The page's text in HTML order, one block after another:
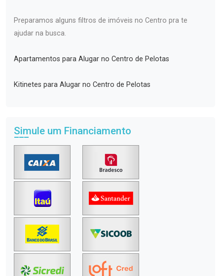
Preparamos alguns filtros de imóveis no Centro pra te
ajudar na busca.
Apartamentos para Alugar no Centro de Pelotas
Kitinetes para Alugar no Centro de Pelotas
Simule um Financiamento